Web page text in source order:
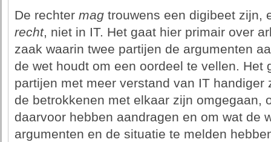
De rechter magtrouwens een digibeet zijn,
recht, niet in IT. Het gaat hier primair over
zaak waarin twee partijen de argumenten
de wet houdt om een oordeel te vellen. Het
partijen met meer verstand van IT
de betrokkenen met elkaar zijn omgegaan,
daarvoor hebben aandragen en om wat de
argumenten en de situatie te melden